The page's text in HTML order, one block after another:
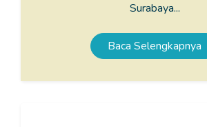
Surabaya...
Baca Selengkapnya